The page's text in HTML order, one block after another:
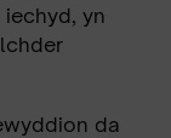
yn
da